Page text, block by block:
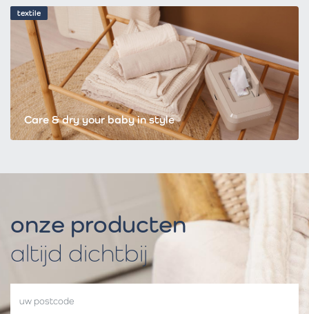
textile
Care & dry your baby in style
onze producten
altijd dichtbij